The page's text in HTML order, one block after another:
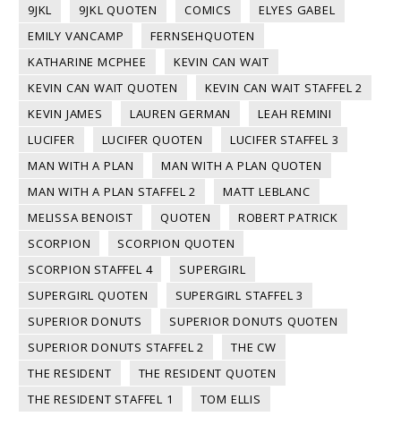
9JKL 9JKL QUOTEN COMICS
ELYES GABEL
EMILY VANCAMP
FERNSEHQUOTEN
KATHARINE MCPHEE
KEVIN CAN WAIT
KEVIN CAN WAIT QUOTEN
KEVIN CAN WAIT STAFFEL 2
KEVIN JAMES
LAUREN GERMAN
LEAH REMINI
LUCIFER
LUCIFER QUOTEN
LUCIFER STAFFEL 3
MAN WITH A PLAN
MAN WITH A PLAN QUOTEN
MAN WITH A PLAN STAFFEL 2
MATT LEBLANC
MELISSA BENOIST
QUOTEN
ROBERT PATRICK
SCORPION
SCORPION QUOTEN
SCORPION STAFFEL 4
SUPERGIRL
SUPERGIRL QUOTEN
SUPERGIRL STAFFEL 3
SUPERIOR DONUTS
SUPERIOR DONUTS QUOTEN
SUPERIOR DONUTS STAFFEL 2
THE CW
THE RESIDENT
THE RESIDENT QUOTEN
THE RESIDENT STAFFEL 1
TOM ELLIS